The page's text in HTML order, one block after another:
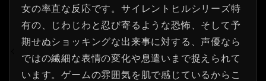
女の率直な反応です。サイレントヒルシリーズ特
有の、じわじわと忍び寄るような恐怖、そして予
期せぬショッキングな出来事に対する、声優なら
ではの繊細な表情の変化や息遣いまで捉えられて
います。ゲームの雰囲気を肌で感じているからこ